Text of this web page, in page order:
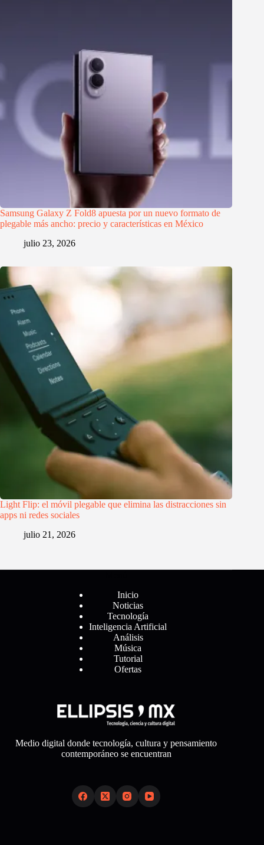
Samsung Galaxy Z Fold8 apuesta por un nuevo formato de
plegable más ancho: precio y características en México
julio 23, 2026
Light Flip: el móvil plegable que elimina las distracciones sin
apps ni redes sociales
julio 21, 2026
Inicio
Noticias
Tecnología
Inteligencia Artificial
Análisis
Música
Tutorial
Ofertas
Medio digital donde tecnología, cultura y pensamiento
contemporáneo se encuentran